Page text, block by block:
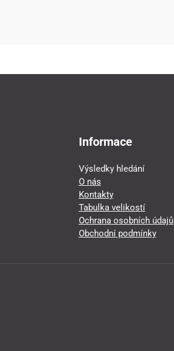
Informace
Výsledky hledání
O nás
Kontakty
Tabulka velikostí
Ochrana osobních údajů
Obchodní podmínky